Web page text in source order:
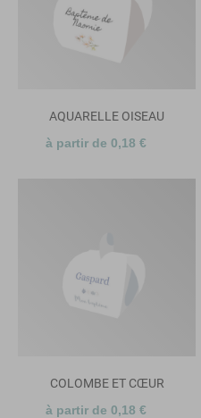
AQUARELLE OISEAU
à partir de 0,18 €
COLOMBE ET CŒUR
à partir de 0,18 €